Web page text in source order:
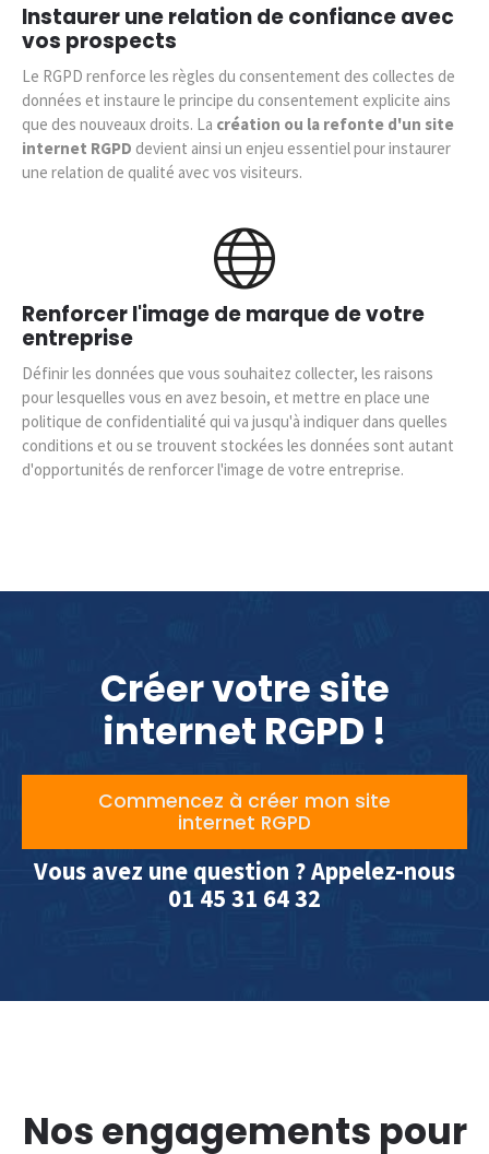
Instaurer une relation de confiance avec
vos prospects
Le RGPD renforce les règles du consentement des collectes de
données et instaure le principe du consentement explicite ains
que des nouveaux droits. La création ou la refonte d'un site
internet RGPD devient ainsi un enjeu essentiel pour instaurer
une relation de qualité avec vos visiteurs.
Renforcer l'image de marque de votre
entreprise
Définir les données que vous souhaitez collecter, les raisons
pour lesquelles vous en avez besoin, et mettre en place une
politique de confidentialité qui va jusqu'à indiquer dans quelles
conditions et ou se trouvent stockées les données sont autant
d'opportunités de renforcer l'image de votre entreprise.
Créer votre site
internet RGPD !
Commencez à créer mon site
internet RGPD
Vous avez une question ? Appelez-nous
01 45 31 64 32
Nos engagements pour